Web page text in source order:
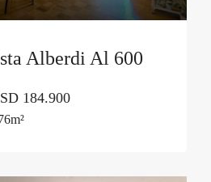
Alberdi Al 600
184.900
m²